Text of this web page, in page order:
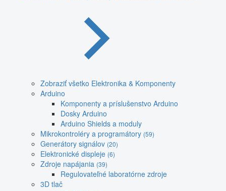
Zobraziť všetko Elektronika & Komponenty
Arduino
Komponenty a príslušenstvo Arduino
Dosky Arduino
Arduino Shields a moduly
Mikrokontroléry a programátory (59)
Generátory signálov (20)
Elektronické displeje (6)
Zdroje napájania (39)
Regulovateľné laboratórne zdroje
3D tlač